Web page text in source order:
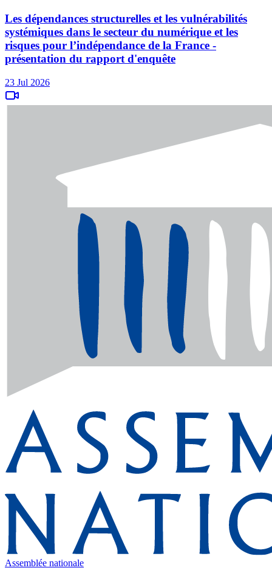
Les dépendances structurelles et les vulnérabilités
systémiques dans le secteur du numérique et les
risques pour l’indépendance de la France -
présentation du rapport d'enquête
23 Jul 2026
Assemblée nationale